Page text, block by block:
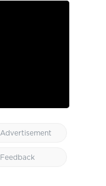
Advertisement
Feedback